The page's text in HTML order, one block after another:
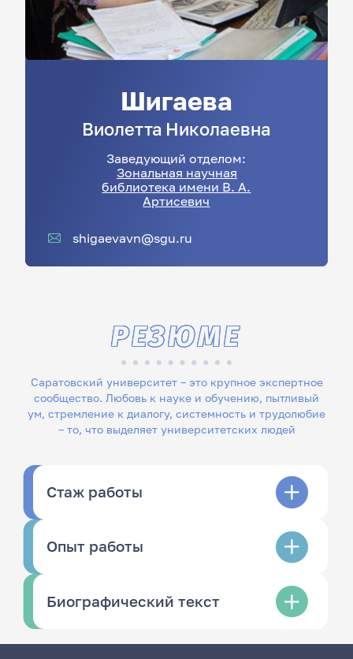
Шигаева
Виолетта Николаевна
Заведующий отделом:
Зональная научная
библиотека имени В. А.
Артисевич
shigaevavn@sgu.ru
Саратовский университет – это крупное экспертное
сообщество. Любовь к науке и обучению, пытливый
ум, стремление к диалогу, системность и трудолюбие
– то, что выделяет университетских людей
РЕЗЮМЕ
Стаж работы
Опыт работы
Биографический текст